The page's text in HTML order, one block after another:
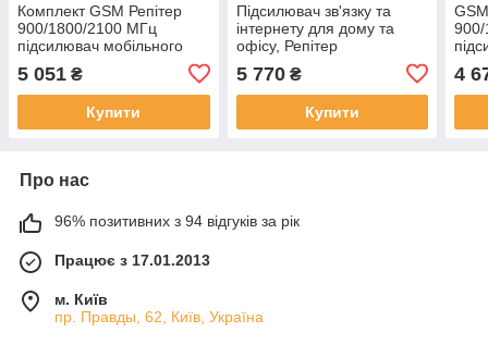
Комплект GSM Репітер
900/1800/2100 МГц
підсилювач мобільного
антеною Marketnet 19 дБ
5 051 ₴
Купити
Підсилювач зв'язку та
інтернету для дому та
офісу, Репітер
панельною антеною 19 дБ
в комплекті
5 770₴
Купити
4
Про нас
96% позитивних з 94 відгуків за рік
Працює з 17.01.2013
м. Київ
пр. Правды, 62, Київ, Україна